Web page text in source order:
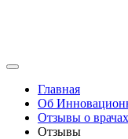
Главная
Об
Отзывы о
Отзывы